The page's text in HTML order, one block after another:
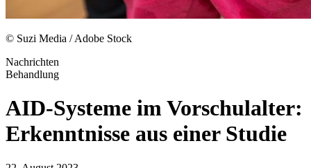
© Suzi Media / Adobe Stock
Nachrichten
Behandlung
AID-Systeme im Vorschulalter:
Erkenntnisse aus einer Studie